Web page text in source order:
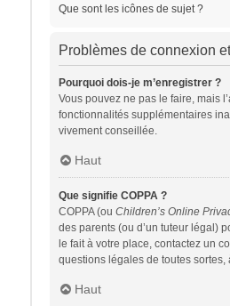
Que sont les icônes de sujet ?
Problèmes de connexion
Pourquoi dois-je m’enregistrer ?
Vous pouvez ne pas le faire, mais
fonctionnalités supplémentaires
vivement conseillée.
Haut
Que signifie COPPA ?
COPPA (ou Children’s Online
des parents (ou d’un tuteur légal)
le fait à votre place, contactez un
questions légales de toutes
Haut